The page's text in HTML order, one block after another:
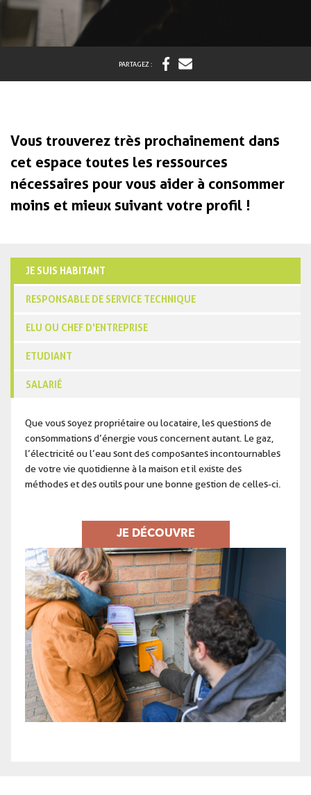
PARTAGEZ :
Vous trouverez très prochainement dans
cet espace toutes les ressources
nécessaires pour vous aider à consommer
moins et mieux suivant votre profil !
JE SUIS HABITANT
RESPONSABLE DE SERVICE TECHNIQUE
ELU OU CHEF D'ENTREPRISE
ETUDIANT
SALARIÉ
Que vous soyez propriétaire ou locataire, les questions de
consommations d’énergie vous concernent autant. Le gaz,
l’électricité ou l’eau sont des composantes incontournables
de votre vie quotidienne à la maison et il existe des
méthodes et des outils pour une bonne gestion de celles-ci.
JE DÉCOUVRE